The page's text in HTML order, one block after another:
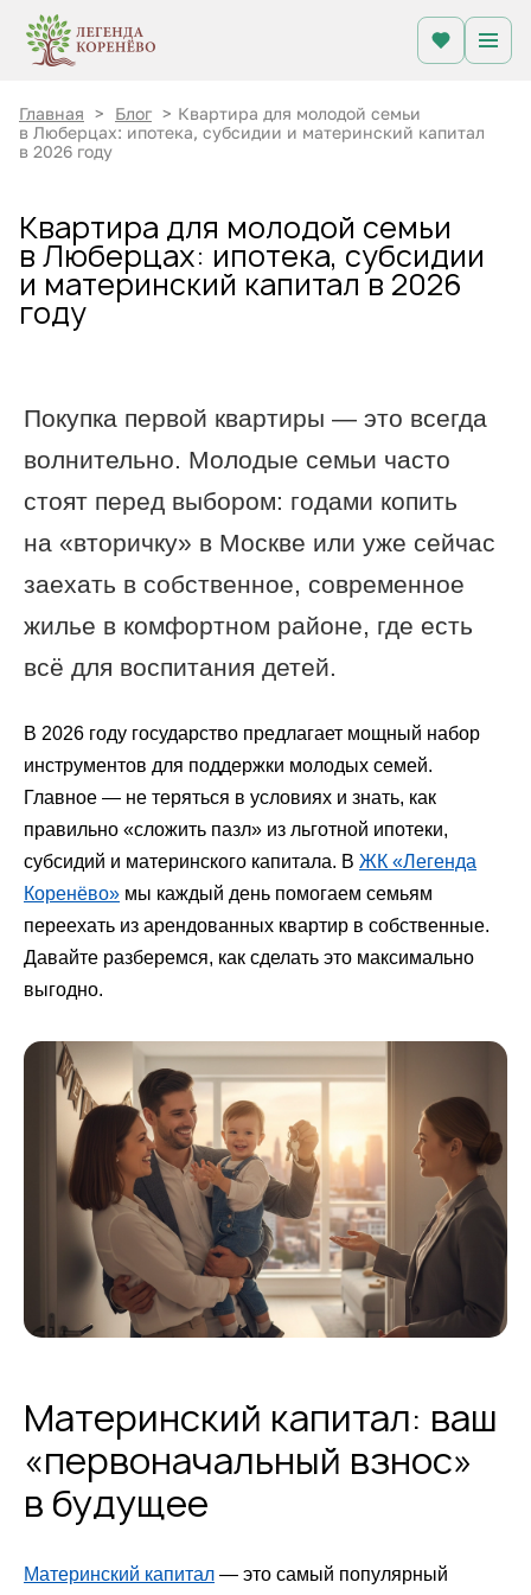
Главная > Блог > Квартира для молодой семьи
в Люберцах: ипотека, субсидии и материнский капитал
в 2026 году
Квартира для молодой семьи
в Люберцах: ипотека, субсидии
и материнский капитал в 2026
году
Покупка первой квартиры — это всегда
волнительно. Молодые семьи часто
стоят перед выбором: годами копить
на «вторичку» в Москве или уже сейчас
заехать в собственное, современное
жилье в комфортном районе, где есть
всё для воспитания детей.
В 2026 году государство предлагает мощный набор
инструментов для поддержки молодых семей.
Главное — не теряться в условиях и знать, как
правильно «сложить пазл» из льготной ипотеки,
субсидий и материнского капитала. В ЖК «Легенда
Коренёво» мы каждый день помогаем семьям
переехать из арендованных квартир в собственные.
Давайте разберемся, как сделать это максимально
выгодно.
Материнский капитал: ваш
«первоначальный взнос»
в будущее
Материнский капитал — это самый популярный